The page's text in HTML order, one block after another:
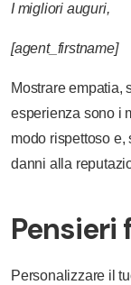
I migliori auguri,
[agent_firstname]
Mostrare empatia,
esperienza sono i
modo rispettoso e,
danni alla
Pensieri
Personalizzare il